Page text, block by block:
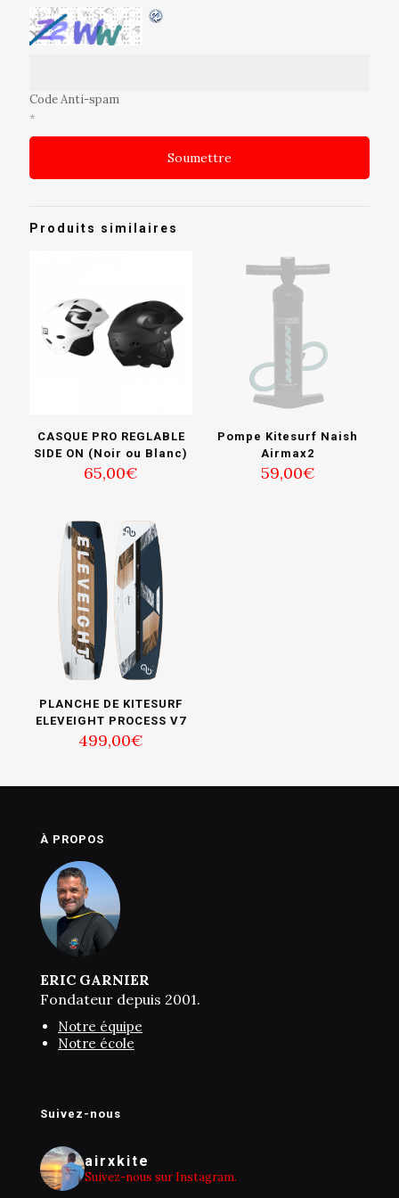
Code Anti-spam
*
Produits similaires
CASQUE PRO REGLABLE
SIDE ON (Noir ou Blanc)
65,00€
Pompe Kitesurf Naish
Airmax2
59,00€
PLANCHE DE KITESURF
ELEVEIGHT PROCESS V7
499,00€
À PROPOS
ERIC GARNIER
Fondateur depuis 2001.
Notre équipe
Notre école
Suivez-nous
airxkite
Suivez-nous sur Instagram.